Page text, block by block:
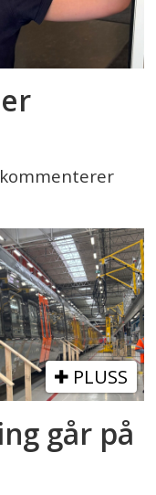
PLUSS
går på